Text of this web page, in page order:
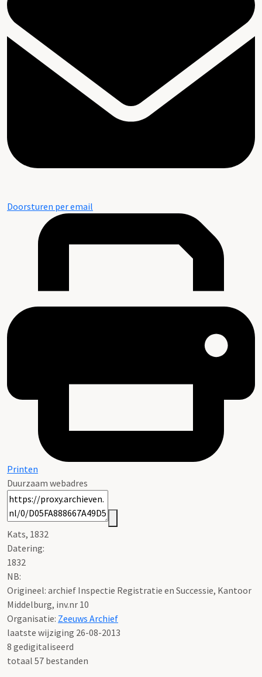
Doorsturen per email
Printen
Duurzaam webadres
Kats, 1832
Datering:
1832
NB:
Origineel: archief Inspectie Registratie en Successie, Kantoor
Middelburg, inv.nr 10
Organisatie: Zeeuws Archief
laatste wijziging 26-08-2013
8 gedigitaliseerd
totaal 57 bestanden